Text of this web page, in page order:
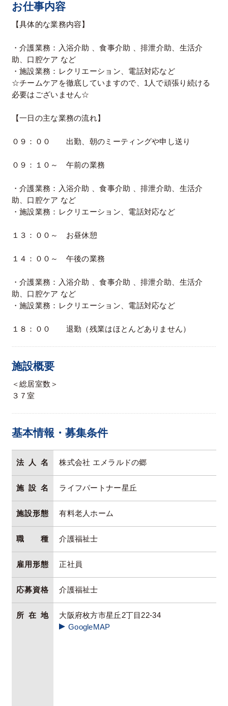
お仕事内容
【具体的な業務内容】
・介護業務：入浴介助 、食事介助 、排泄介助、生活介
助、口腔ケア など
・施設業務：レクリエーション、電話対応など
☆チームケアを徹底していますので、1人で頑張り続ける
必要はございません☆
【一日の主な業務の流れ】
０９：００ 出勤、朝のミーティングや申し送り
０９：１０～ 午前の業務
・介護業務：入浴介助 、食事介助 、排泄介助、生活介
助、口腔ケア など
・施設業務：レクリエーション、電話対応など
１３：００～ お昼休憩
１４：００～ 午後の業務
・介護業務：入浴介助 、食事介助 、排泄介助、生活介
助、口腔ケア など
・施設業務：レクリエーション、電話対応など
１８：００ 退勤（残業はほとんどありません）
施設概要
＜総居室数＞
３７室
基本情報・募集条件
法人名 株式会社 エメラルドの郷
施設名 ライフパートナー星丘
施設形態 有料老人ホーム
職種 介護福祉士
雇用形態 正社員
応募資格 介護福祉士
所在地
大阪府枚方市星丘2丁目22-34
GoogleMAP